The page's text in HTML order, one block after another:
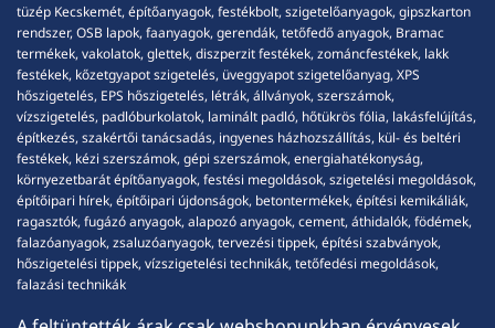
tüzép Kecskemét, építőanyagok, festékbolt, szigetelőanyagok, gipszkarton
rendszer, OSB lapok, faanyagok, gerendák, tetőfedő anyagok, Bramac
termékek, vakolatok, glettek, diszperzit festékek, zománcfestékek, lakk
festékek, kőzetgyapot szigetelés, üveggyapot szigetelőanyag, XPS
hőszigetelés, EPS hőszigetelés, létrák, állványok, szerszámok,
vízszigetelés, padlóburkolatok, laminált padló, hőtükrös fólia, lakásfelújítás,
építkezés, szakértői tanácsadás, ingyenes házhozszállítás, kül- és beltéri
festékek, kézi szerszámok, gépi szerszámok, energiahatékonyság,
környezetbarát építőanyagok, festési megoldások, szigetelési megoldások,
építőipari hírek, építőipari újdonságok, betontermékek, építési kemikáliák,
ragasztók, fugázó anyagok, alapozó anyagok, cement, áthidalók, födémek,
falazóanyagok, zsaluzóanyagok, tervezési tippek, építési szabványok,
hőszigetelési tippek, vízszigetelési technikák, tetőfedési megoldások,
falazási technikák